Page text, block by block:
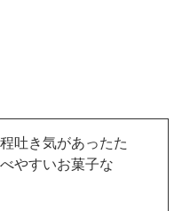
吐き気があったた
べやすいお菓子な